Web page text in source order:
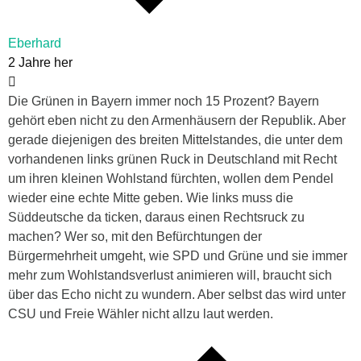
Eberhard
2 Jahre her
Die Grünen in Bayern immer noch 15 Prozent? Bayern
gehört eben nicht zu den Armenhäusern der Republik. Aber
gerade diejenigen des breiten Mittelstandes, die unter dem
vorhandenen links grünen Ruck in Deutschland mit Recht
um ihren kleinen Wohlstand fürchten, wollen dem Pendel
wieder eine echte Mitte geben. Wie links muss die
Süddeutsche da ticken, daraus einen Rechtsruck zu
machen? Wer so, mit den Befürchtungen der
Bürgermehrheit umgeht, wie SPD und Grüne und sie immer
mehr zum Wohlstandsverlust animieren will, braucht sich
über das Echo nicht zu wundern. Aber selbst das wird unter
CSU und Freie Wähler nicht allzu laut werden.